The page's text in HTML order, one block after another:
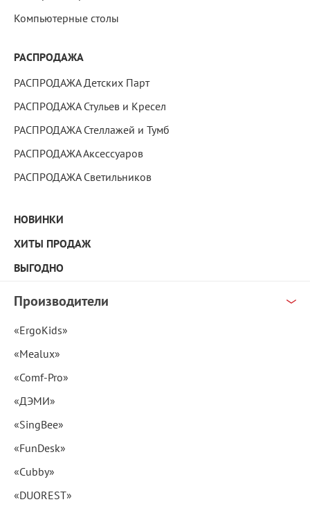
Компьютерные столы
РАСПРОДАЖА
РАСПРОДАЖА Детских Парт
РАСПРОДАЖА Стульев и Кресел
РАСПРОДАЖА Стеллажей и Тумб
РАСПРОДАЖА Аксессуаров
РАСПРОДАЖА Светильников
НОВИНКИ
ХИТЫ ПРОДАЖ
ВЫГОДНО
Производители
«ErgoKids»
«Mealux»
«Comf-Pro»
«ДЭМИ»
«SingBee»
«FunDesk»
«Cubby»
«DUOREST»